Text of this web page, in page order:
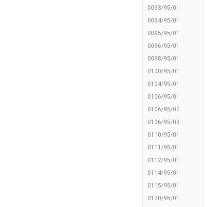
0093/95/01
0094/95/01
0095/95/01
0096/95/01
0098/95/01
0100/95/01
0104/95/01
0106/95/01
0106/95/02
0106/95/03
0110/95/01
0111/95/01
0112/95/01
0114/95/01
0115/95/01
0120/95/01